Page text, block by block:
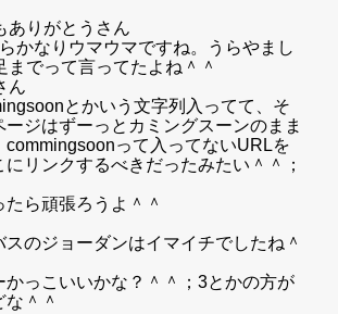
ありがとうさん
かなりウマウマですね。うらやまし
までって言ってたよね＾＾
ん
とかいう文字列入ってて、そ
ージはずーっとカミングスーンのまま
commingsoonって入ってないURLを
にリンクするべきだったみたい＾＾；
ら頑張ろうよ＾＾
のジョーダンはイマイチでしたね＾
かっこいいかな？＾＾；3とかの方が
＾＾